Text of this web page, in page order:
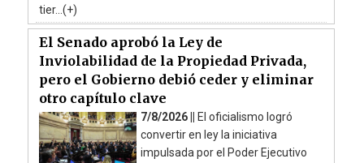
tier...(+)
El Senado aprobó la Ley de
Inviolabilidad de la Propiedad Privada,
pero el Gobierno debió ceder y eliminar
otro capítulo clave
7/8/2026 ||
El oficialismo logró
convertir en ley la iniciativa
impulsada por el Poder Ejecutivo